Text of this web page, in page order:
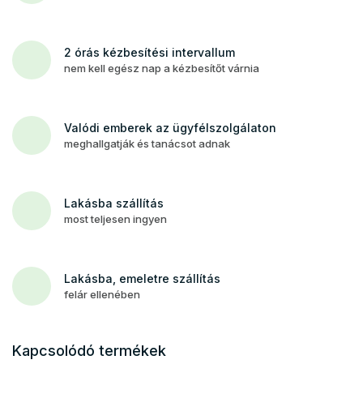
2 órás kézbesítési intervallum
nem kell egész nap a kézbesítőt várnia
Valódi emberek az ügyfélszolgálaton
meghallgatják és tanácsot adnak
Lakásba szállítás
most teljesen ingyen
Lakásba, emeletre szállítás
felár ellenében
Kapcsolódó termékek